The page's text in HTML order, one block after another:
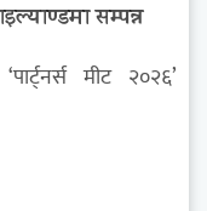
सम्पन्न
मीट २०२६’